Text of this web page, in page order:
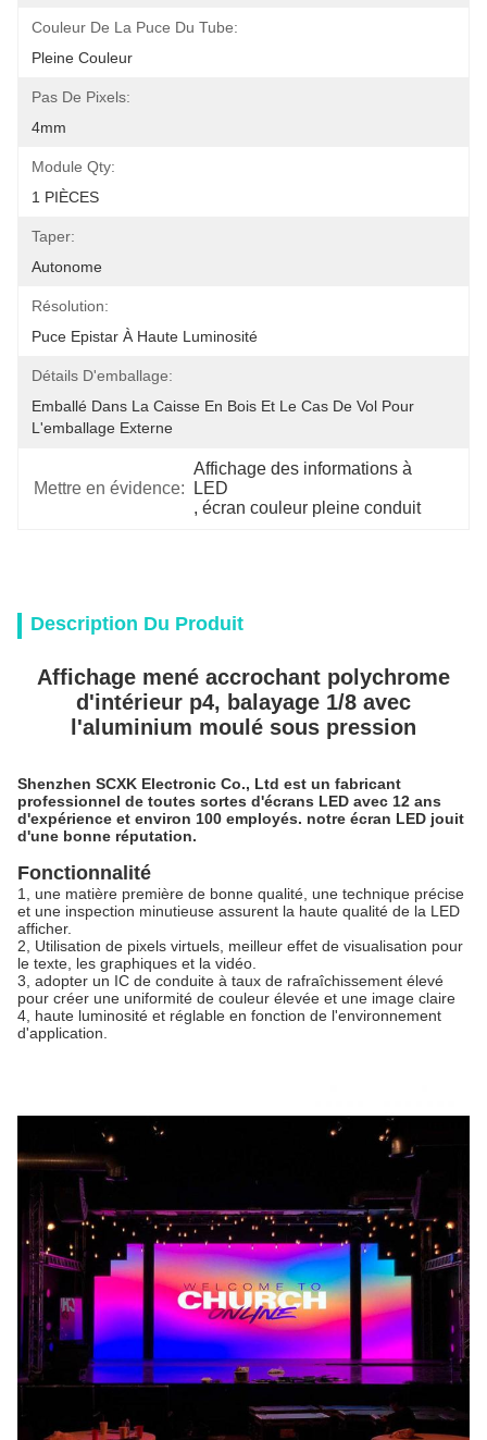
Couleur De La Puce Du Tube:
Pleine Couleur
Pas De Pixels:
4mm
Module Qty:
1 PIÈCES
Taper:
Autonome
Résolution:
Puce Epistar À Haute Luminosité
Détails D'emballage:
Emballé Dans La Caisse En Bois Et Le Cas De Vol Pour
L'emballage Externe
Mettre en évidence:
Affichage des informations à
LED
, écran couleur pleine conduit
Description Du Produit
Affichage mené accrochant polychrome
d'intérieur p4, balayage 1/8 avec
l'aluminium moulé sous pression
Shenzhen SCXK Electronic Co., Ltd est un fabricant
professionnel de toutes sortes d'écrans LED avec 12 ans
d'expérience et environ 100 employés. notre écran LED jouit
d'une bonne réputation.
Fonctionnalité
1, une matière première de bonne qualité, une technique précise
et une inspection minutieuse assurent la haute qualité de la LED
afficher.
2, Utilisation de pixels virtuels, meilleur effet de visualisation pour
le texte, les graphiques et la vidéo.
3, adopter un IC de conduite à taux de rafraîchissement élevé
pour créer une uniformité de couleur élevée et une image claire
4, haute luminosité et réglable en fonction de l'environnement
d'application.